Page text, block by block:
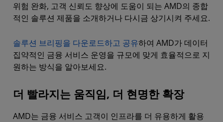
위험 완화, 고객 신뢰도 향상에 도움이 되는 AMD의 종합
적인 솔루션 제품을 소개하거나 다시금 상기시켜 주세요.
솔루션 브리핑을 다운로드하고 공유하여 AMD가 데이터
집약적인 금융 서비스 운영을 규모에 맞게 효율적으로 지
원하는 방식을 알아보세요.
더 빨라지는 움직임, 더 현명한 확장
AMD는 금융 서비스 고객이 인프라를 더 유용하게 활용